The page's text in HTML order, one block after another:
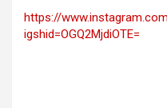
https://
igshid=OGQ2MjdiOTE=